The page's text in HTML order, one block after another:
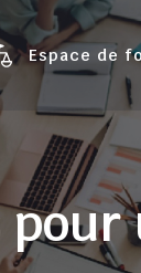
Espace de